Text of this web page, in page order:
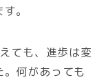
。
ても、進歩は変
何があっても